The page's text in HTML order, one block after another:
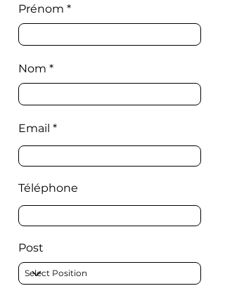
Prénom
Nom
Email
Téléphone
Post